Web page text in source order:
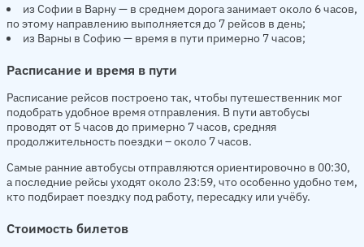
из Софии в Варну — в среднем дорога занимает около 6 часов,
по этому направлению выполняется до 7 рейсов в день;
из Варны в Софию — время в пути примерно 7 часов;
Расписание и время в пути
Расписание рейсов построено так, чтобы путешественник мог
подобрать удобное время отправления. В пути автобусы
проводят от 5 часов до примерно 7 часов, средняя
продолжительность поездки – около 7 часов.
Самые ранние автобусы отправляются ориентировочно в 00:30,
а последние рейсы уходят около 23:59, что особенно удобно тем,
кто подбирает поездку под работу, пересадку или учёбу.
Стоимость билетов